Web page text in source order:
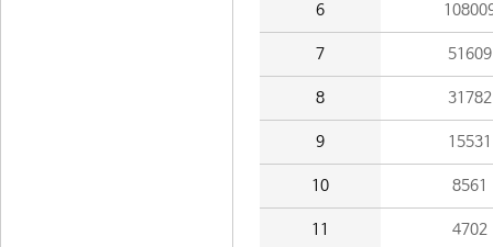
6
7 51609
8 31782
9 15531
10 8561
11 4702